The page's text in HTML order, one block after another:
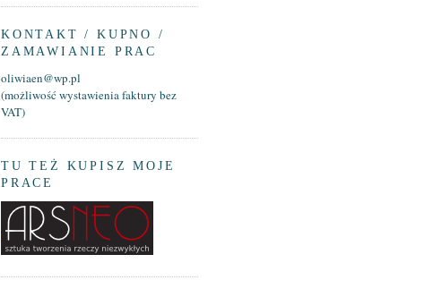
KONTAKT / KUPNO /
ZAMAWIANIE PRAC
oliwiaen@wp.pl
(możliwość wystawienia faktury bez
VAT)
TU TEŻ KUPISZ MOJE
PRACE